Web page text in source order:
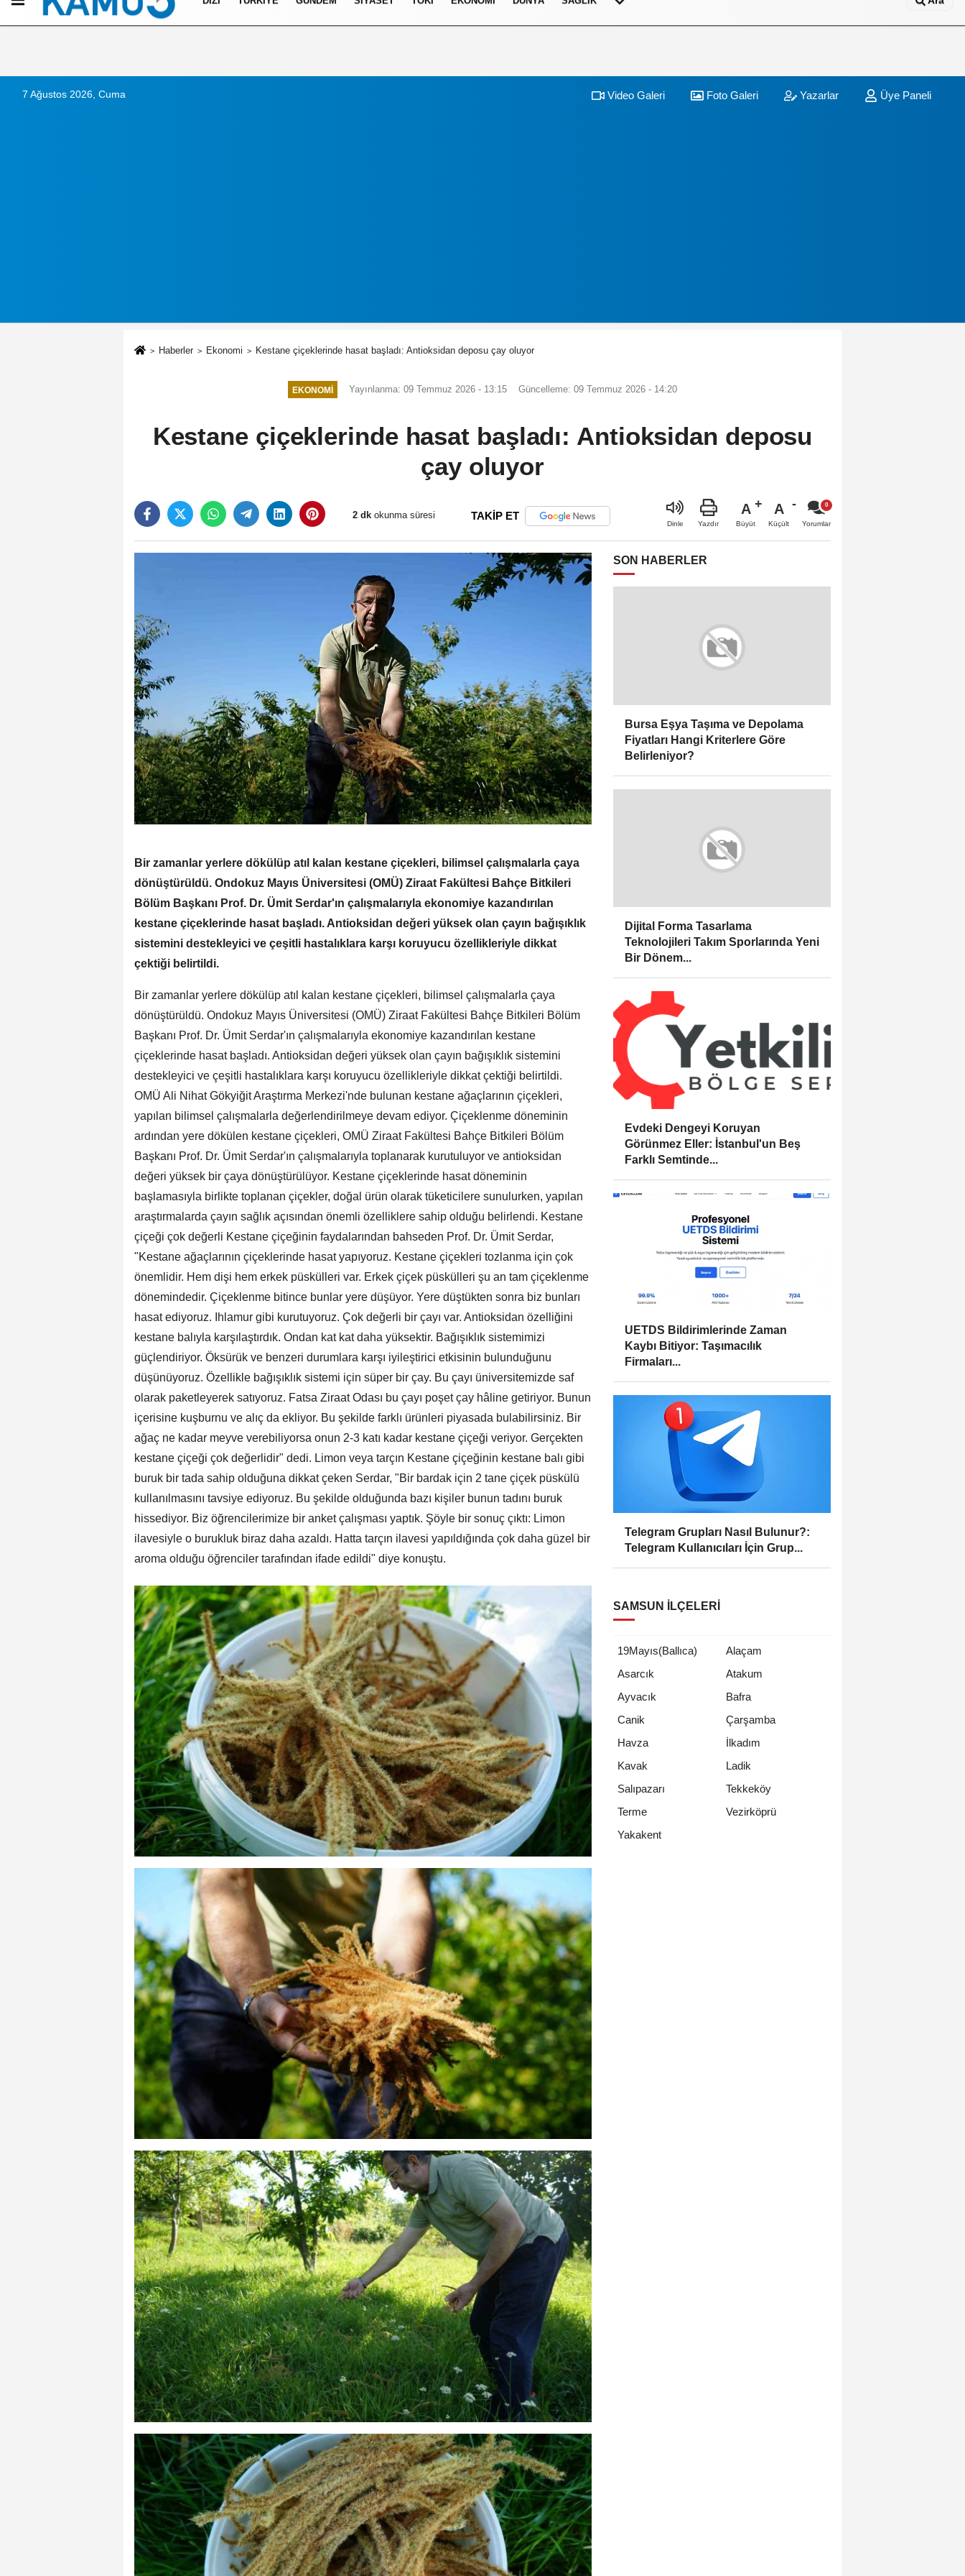
İletişim Çerez Politikası
7 Ağustos 2026, Cuma Video Galeri Foto Galeri Yazarlar Üye Paneli
Haberler Ekonomi Kestane çiçeklerinde hasat başladı: Antioksidan deposu çay oluyor
EKONOMI Yayınlanma: 09 Temmuz 2026 - 13:15 Güncelleme: 09 Temmuz 2026 - 14:20
Kestane çiçeklerinde hasat başladı: Antioksidan deposu
çay oluyor
2 dk okunma süresi TAKİP ET
Dinle Yazdır
A
Büyüt
A
Küçült Yorumlar
Bir zamanlar yerlere dökülüp atıl kalan kestane çiçekleri, bilimsel çalışmalarla çaya
dönüştürüldü. Ondokuz Mayıs Üniversitesi (OMÜ) Ziraat Fakültesi Bahçe Bitkileri
Bölüm Başkanı Prof. Dr. Ümit Serdar'ın çalışmalarıyla ekonomiye kazandırılan
kestane çiçeklerinde hasat başladı. Antioksidan değeri yüksek olan çayın bağışıklık
sistemini destekleyici ve çeşitli hastalıklara karşı koruyucu özellikleriyle dikkat
çektiği belirtildi.
Bir zamanlar yerlere dökülüp atıl kalan kestane çiçekleri, bilimsel çalışmalarla çaya
dönüştürüldü. Ondokuz Mayıs Üniversitesi (OMÜ) Ziraat Fakültesi Bahçe Bitkileri Bölüm
Başkanı Prof. Dr. Ümit Serdar'ın çalışmalarıyla ekonomiye kazandırılan kestane
çiçeklerinde hasat başladı. Antioksidan değeri yüksek olan çayın bağışıklık sistemini
destekleyici ve çeşitli hastalıklara karşı koruyucu özellikleriyle dikkat çektiği belirtildi.
OMÜ Ali Nihat Gökyiğit Araştırma Merkezi'nde bulunan kestane ağaçlarının çiçekleri,
yapılan bilimsel çalışmalarla değerlendirilmeye devam ediyor. Çiçeklenme döneminin
ardından yere dökülen kestane çiçekleri, OMÜ Ziraat Fakültesi Bahçe Bitkileri Bölüm
Başkanı Prof. Dr. Ümit Serdar'ın çalışmalarıyla toplanarak kurutuluyor ve antioksidan
değeri yüksek bir çaya dönüştürülüyor. Kestane çiçeklerinde hasat döneminin
başlamasıyla birlikte toplanan çiçekler, doğal ürün olarak tüketicilere sunulurken, yapılan
araştırmalarda çayın sağlık açısından önemli özelliklere sahip olduğu belirlendi. Kestane
çiçeği çok değerli Kestane çiçeğinin faydalarından bahseden Prof. Dr. Ümit Serdar,
"Kestane ağaçlarının çiçeklerinde hasat yapıyoruz. Kestane çiçekleri tozlanma için çok
önemlidir. Hem dişi hem erkek püskülleri var. Erkek çiçek püskülleri şu an tam çiçeklenme
dönemindedir. Çiçeklenme bitince bunlar yere düşüyor. Yere düştükten sonra biz bunları
hasat ediyoruz. Ihlamur gibi kurutuyoruz. Çok değerli bir çayı var. Antioksidan özelliğini
kestane balıyla karşılaştırdık. Ondan kat kat daha yüksektir. Bağışıklık sistemimizi
güçlendiriyor. Öksürük ve benzeri durumlara karşı iyileştirici etkisinin bulunduğunu
düşünüyoruz. Özellikle bağışıklık sistemi için süper bir çay. Bu çayı üniversitemizde saf
olarak paketleyerek satıyoruz. Fatsa Ziraat Odası bu çayı poşet çay hâline getiriyor. Bunun
içerisine kuşburnu ve alıç da ekliyor. Bu şekilde farklı ürünleri piyasada bulabilirsiniz. Bir
ağaç ne kadar meyve verebiliyorsa onun 2-3 katı kadar kestane çiçeği veriyor. Gerçekten
kestane çiçeği çok değerlidir" dedi. Limon veya tarçın Kestane çiçeğinin kestane balı gibi
buruk bir tada sahip olduğuna dikkat çeken Serdar, "Bir bardak için 2 tane çiçek püskülü
kullanılmasını tavsiye ediyoruz. Bu şekilde olduğunda bazı kişiler bunun tadını buruk
hissediyor. Biz öğrencilerimize bir anket çalışması yaptık. Şöyle bir sonuç çıktı: Limon
ilavesiyle o burukluk biraz daha azaldı. Hatta tarçın ilavesi yapıldığında çok daha güzel bir
aroma olduğu öğrenciler tarafından ifade edildi" diye konuştu.
SON HABERLER
Bursa Eşya Taşıma ve Depolama
Fiyatları Hangi Kriterlere Göre
Belirleniyor?
Dijital Forma Tasarlama
Teknolojileri Takım Sporlarında Yeni
Bir Dönem...
Evdeki Dengeyi Koruyan
Görünmez Eller: İstanbul'un Beş
Farklı Semtinde...
UETDS Bildirimlerinde Zaman
Kaybı Bitiyor: Taşımacılık
Firmaları...
Telegram Grupları Nasıl Bulunur?:
Telegram Kullanıcıları İçin Grup...
SAMSUN İLÇELERI
19Mayıs(Ballıca)
Alaçam
Asarcık
Atakum
Ayvacık
Bafra
Canik
Çarşamba
Havza
İlkadım
Kavak
Ladik
Salıpazarı
Tekkeköy
Terme
Vezirköprü
Yakakent